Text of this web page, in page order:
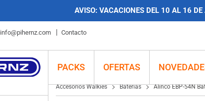
AVISO: VACACIONES DEL 10 AL 16 DE
info@pihernz.com Contacto
PACKS OFERTAS
Alinco EBP-54N Batería 1.500 mAh DJ-X3
Accesorios Walkies Baterías Alinco EBP-54N